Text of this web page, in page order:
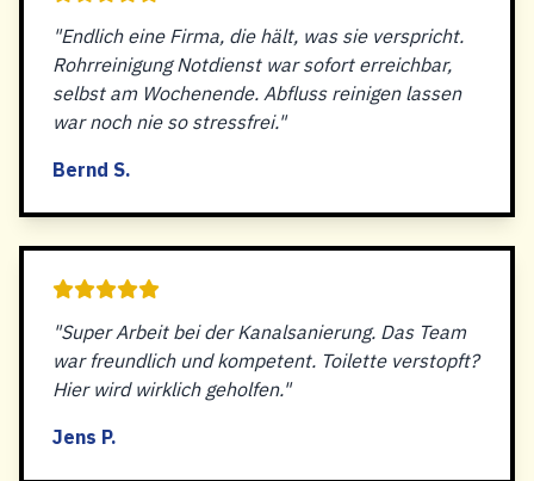
"Endlich eine Firma, die hält, was sie verspricht.
Rohrreinigung Notdienst war sofort erreichbar,
selbst am Wochenende. Abfluss reinigen lassen
war noch nie so stressfrei."
Bernd S.
"Super Arbeit bei der Kanalsanierung. Das Team
war freundlich und kompetent. Toilette verstopft?
Hier wird wirklich geholfen."
Jens P.